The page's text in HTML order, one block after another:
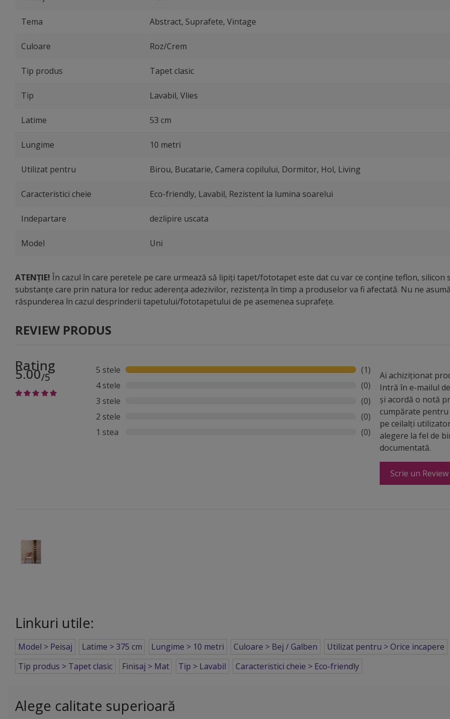
Tema Abstract, Suprafete, Vintage
Culoare Roz/Crem
Tip produs Tapet clasic
Tip Lavabil, Vlies
Latime 53 cm
Lungime 10 metri
Utilizat pentru Birou, Bucatarie, Camera copilului, Dormitor, Hol, Living
Caracteristici cheie Eco-friendly, Lavabil, Rezistent la lumina soarelui
Indepartare dezlipire uscata
Model Uni
ATENȚIE! În cazul în care peretele pe care urmează să lipiți tapet/fototapet este dat cu var ce conține teflon, silicon
substanțe care prin natura lor reduc aderența adezivilor, rezistența în timp a produselor va fi afectată. Nu ne
răspunderea în cazul desprinderii tapetului/fototapetului de pe asemenea suprafețe.
REVIEW PRODUS
Rating
5.00/5
5 stele
(1)
4 stele
(0)
3 stele
(0)
2 stele
(0)
1 stea
(0)
Ai achiziționat
Intră în e-mailul
și acordă o notă
cumpărate
pe ceilalți
alegere la fel de
documentată.
Scrie un Review
Linkuri utile:
Model > Peisaj Latime > 375 cm Lungime > 10 metri Culoare > Bej / Galben
Utilizat pentru > Orice incapere
Tip produs > Tapet clasic
Finisaj > Mat Tip > Lavabil Caracteristici cheie > Eco-friendly
Alege calitate superioară